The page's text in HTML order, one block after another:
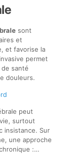
sont
et
et favorise la
permet
santé
douleurs.
peut
surtout
insistance. Sur
une approche
:…